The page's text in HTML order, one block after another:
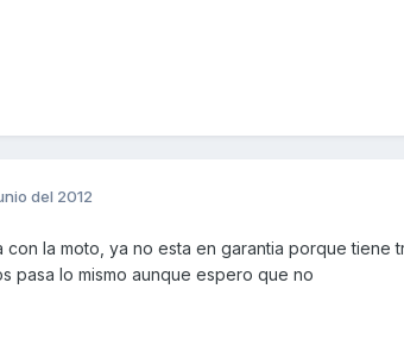
del 2012
con la moto, ya no esta en garantia porque
pasa lo mismo aunque espero que no